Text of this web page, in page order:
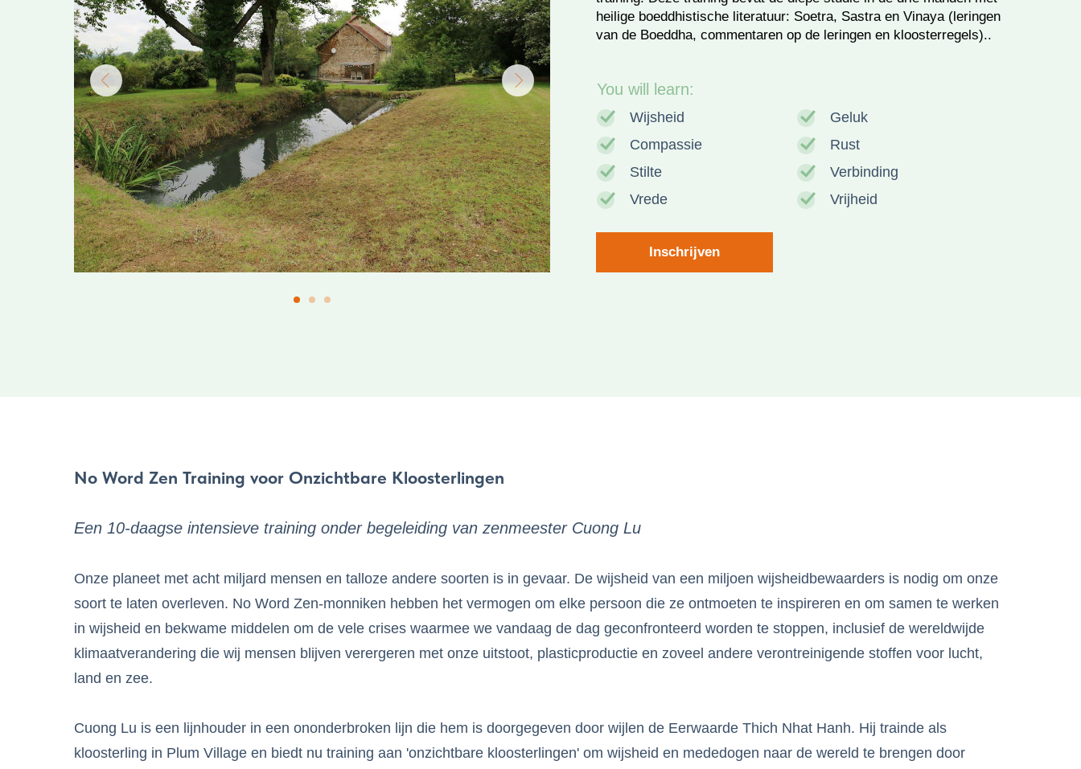
You will learn:
heilige boeddhistische literatuur: Soetra, Sastra en Vinaya (leringen
van de Boeddha, commentaren op de leringen en kloosterregels)..
Wijsheid
Geluk
Compassie
Vrede
Rust
Stilte
Verbinding
Vrijheid
Inschrijven
No Word Zen Training voor Onzichtbare Kloosterlingen
Een 10-daagse intensieve training onder begeleiding van zenmeester Cuong Lu
Onze planeet met acht miljard mensen en talloze andere soorten is in gevaar. De wijsheid van een miljoen wijsheidbewaarders is nodig om onze
soort te laten overleven. No Word Zen‑monniken hebben het vermogen om elke persoon die ze ontmoeten te inspireren en om samen te werken
in wijsheid en bekwame middelen om de vele crises waarmee we vandaag de dag geconfronteerd worden te stoppen, inclusief de wereldwijde
klimaatverandering die wij mensen blijven verergeren met onze uitstoot, plasticproductie en zoveel andere verontreinigende stoffen voor lucht,
land en zee.
Cuong Lu is een lijnhouder in een ononderbroken lijn die hem is doorgegeven door wijlen de Eerwaarde Thich Nhat Hanh. Hij trainde als
kloosterling in Plum Village en biedt nu training aan 'onzichtbare kloosterlingen' om wijsheid en mededogen naar de wereld te brengen door